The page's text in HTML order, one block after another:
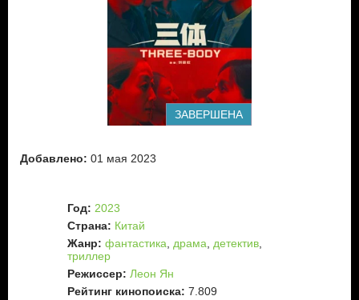
ЗАВЕРШЕНА
Добавлено: 01 мая 2023
Год: 2023
Страна: Китай
Жанр: фантастика драма детектив
триллер
Режиссер: Леон Ян
Рейтинг кинопоиска: 7.809